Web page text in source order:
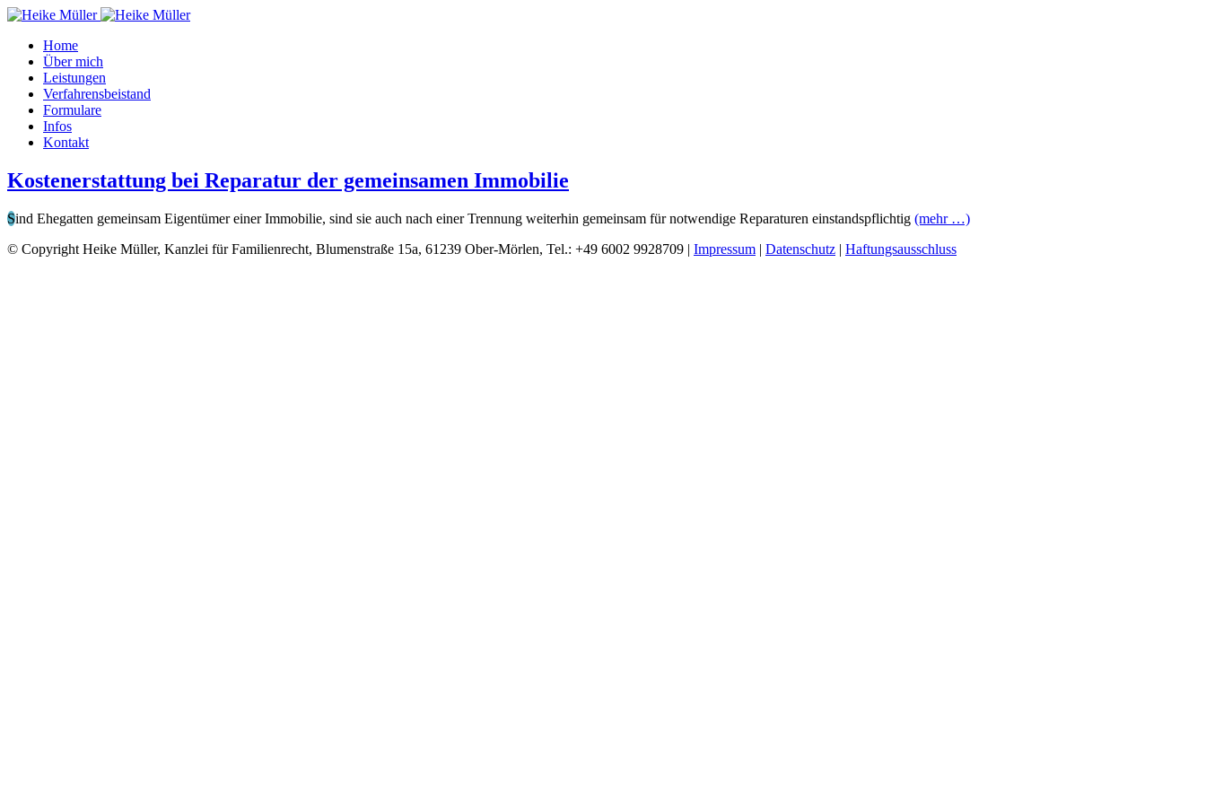
Home
Über mich
Leistungen
Verfahrensbeistand
Formulare
Infos
Kontakt
Kostenerstattung bei Reparatur der gemeinsamen Immobilie
Sind Ehegatten gemeinsam Eigentümer einer Immobilie, sind sie auch nach einer Trennung weiterhin gemeinsam für notwendige Reparaturen einstandspflichtig (mehr …)
© Copyright Heike Müller, Kanzlei für Familienrecht, Blumenstraße 15a, 61239 Ober-Mörlen, Tel.: +49 6002 9928709 | Impressum | Datenschutz | Haftungsausschluss